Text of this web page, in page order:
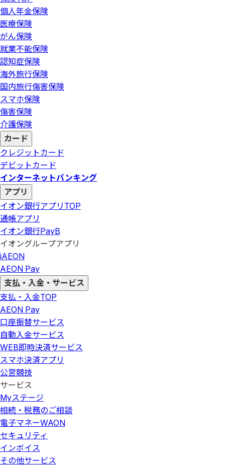
個人年金保険
医療保険
がん保険
就業不能保険
認知症保険
海外旅行保険
国内旅行傷害保険
スマホ保険
傷害保険
介護保険
カード
クレジットカード
デビットカード
インターネットバンキング
アプリ
イオン銀行アプリ TOP
通帳アプリ
イオン銀行PayB
イオングループアプリ
iAEON
AEON Pay
支払・入金・サービス
支払・入金TOP
AEON Pay
口座振替サービス
自動入金サービス
WEB即時決済サービス
スマホ決済アプリ
公営競技
サービス
Myステージ
相続・税務のご相談
電子マネーWAON
セキュリティ
インボイス
その他サービス